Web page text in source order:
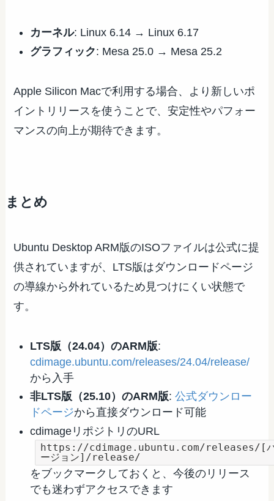
カーネル: Linux 6.14 → Linux 6.17
グラフィック: Mesa 25.0 → Mesa 25.2
Apple Silicon Macで利用する場合、より新しいポ
イントリリースを使うことで、安定性やパフォー
マンスの向上が期待できます。
まとめ
Ubuntu Desktop ARM版のISOファイルは公式に提
供されていますが、LTS版はダウンロードページ
の導線から外れているため見つけにくい状態で
す。
LTS版（24.04）のARM版:
cdimage.ubuntu.com/releases/24.04/release/
から入手
非LTS版（25.10）のARM版:公式ダウンロー
ドページから直接ダウンロード可能
cdimageリポジトリのURL
https://cdimage.ubuntu.com/releases/[
ージョン]/release/
をブックマークしておくと、今後のリリース
でも迷わずアクセスできます